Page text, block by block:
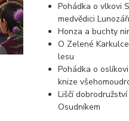
Pohádka o vlkovi
medvědici
Honza a buchty
O Zelené
lesu
Pohádka o
knize
Liščí
Osudníkem